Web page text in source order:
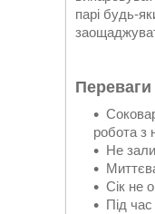
парі будь-
робота з
Не
Сік не
Під час